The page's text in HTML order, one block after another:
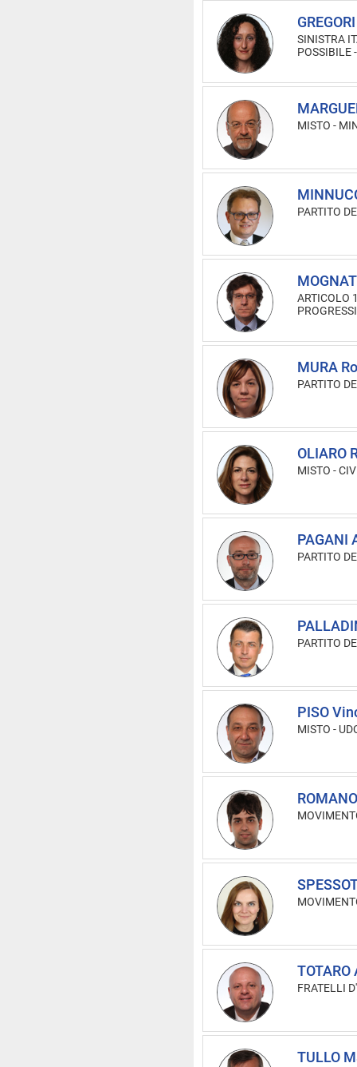
SINISTRA
POSSIBILE
MISTO -
PARTITO
ARTICOLO
MURA
PARTITO
OLIARO
MISTO -
PAGANI
PARTITO
PARTITO
PISO
MISTO -
FRATELLI
TULLO